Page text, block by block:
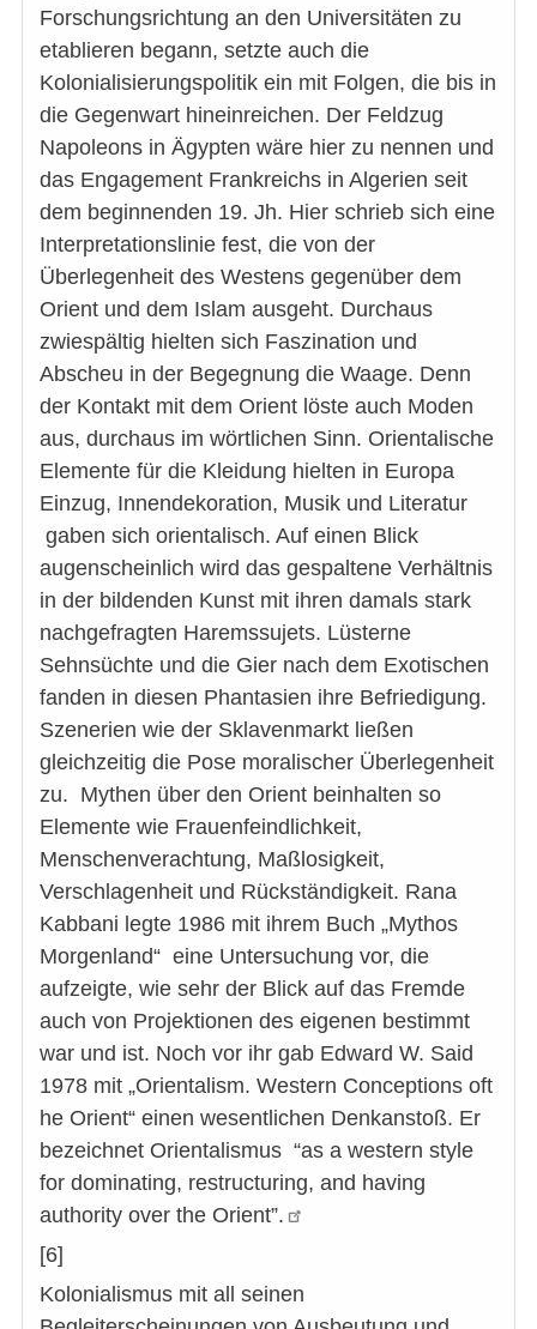
Forschungsrichtung an den Universitäten zu
etablieren begann, setzte auch die
Kolonialisierungspolitik ein mit Folgen, die bis in
die Gegenwart hineinreichen. Der Feldzug
Napoleons in Ägypten wäre hier zu nennen und
das Engagement Frankreichs in Algerien seit
dem beginnenden 19. Jh. Hier schrieb sich eine
Interpretationslinie fest, die von der
Überlegenheit des Westens gegenüber dem
Orient und dem Islam ausgeht. Durchaus
zwiespältig hielten sich Faszination und
Abscheu in der Begegnung die Waage. Denn
der Kontakt mit dem Orient löste auch Moden
aus, durchaus im wörtlichen Sinn. Orientalische
Elemente für die Kleidung hielten in Europa
Einzug, Innendekoration, Musik und Literatur
gaben sich orientalisch. Auf einen Blick
augenscheinlich wird das gespaltene Verhältnis
in der bildenden Kunst mit ihren damals stark
nachgefragten Haremssujets. Lüsterne
Sehnsüchte und die Gier nach dem Exotischen
fanden in diesen Phantasien ihre Befriedigung.
Szenerien wie der Sklavenmarkt ließen
gleichzeitig die Pose moralischer Überlegenheit
zu. Mythen über den Orient beinhalten so
Elemente wie Frauenfeindlichkeit,
Menschenverachtung, Maßlosigkeit,
Verschlagenheit und Rückständigkeit. Rana
Kabbani legte 1986 mit ihrem Buch „Mythos
Morgenland“ eine Untersuchung vor, die
aufzeigte, wie sehr der Blick auf das Fremde
auch von Projektionen des eigenen bestimmt
war und ist. Noch vor ihr gab Edward W. Said
1978 mit „Orientalism. Western Conceptions oft
he Orient“ einen wesentlichen Denkanstoß. Er
bezeichnet Orientalismus “as a western style
for dominating, restructuring, and having
authority over the Orient”.
[6]
Kolonialismus mit all seinen